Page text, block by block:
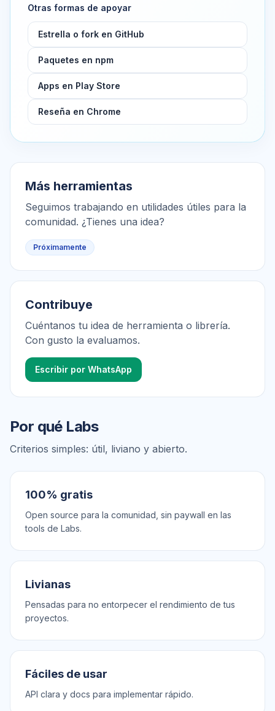
Otras formas de apoyar
Estrella o fork en GitHub
Paquetes en npm
Apps en Play Store
Reseña en Chrome
Más herramientas
Seguimos trabajando en utilidades útiles para la
comunidad. ¿Tienes una idea?
Próximamente
Contribuye
Cuéntanos tu idea de herramienta o librería.
Con gusto la evaluamos.
Escribir por WhatsApp
Por qué Labs
Criterios simples: útil, liviano y abierto.
100% gratis
Open source para la comunidad, sin paywall en las
tools de Labs.
Livianas
Pensadas para no entorpecer el rendimiento de tus
proyectos.
Fáciles de usar
API clara y docs para implementar rápido.